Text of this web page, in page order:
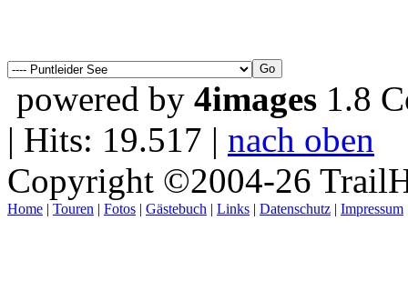
powered by 4images 1.8
| Hits: 19.517 | nach oben
Copyright ©2004-26
Home | Touren | Fotos | Gästebuch | Links | Datenschutz | Impressum